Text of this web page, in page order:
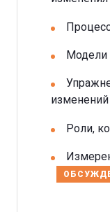
Модели
изменений
Роли,